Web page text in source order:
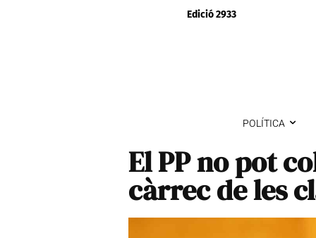
Edició 2933
POLÍTICA
El PP no pot
càrrec de les